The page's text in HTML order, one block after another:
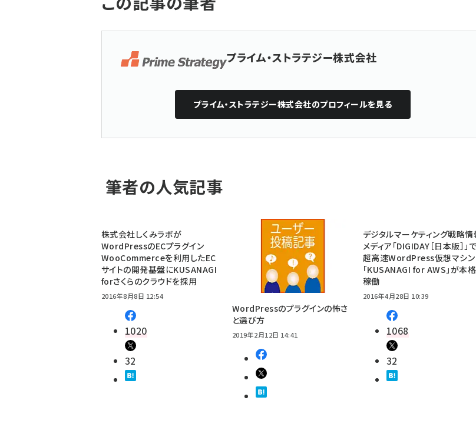
プライム・ストラテジー株式会社
プライム・ストラテジー株式会社のプロフィールを見る
筆者の人気記事
株式会社しくみラボが
WordPressのECプラグイン
WooCommerceを利用したEC
サイトの開発基盤にKUSANAGI
forさくらのクラウドを採用
2016年8月8日 12:54
1020
32
WordPressのプラグインの怖さ
と選び方
2019年2月12日 14:41
デジタルマーケティング戦略情
メディア「DIGIDAY［日本版］」で
超高速WordPress仮想マシン
「KUSANAGI for AWS」が本格
稼働
2016年4月28日 10:39
1068
32